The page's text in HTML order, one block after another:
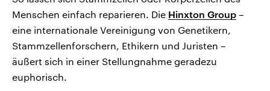
Menschen einfach reparieren. Die Hinxton Group –
eine internationale Vereinigung von Genetikern,
Stammzellenforschern, Ethikern und Juristen –
äußert sich in einer Stellungnahme geradezu
euphorisch.